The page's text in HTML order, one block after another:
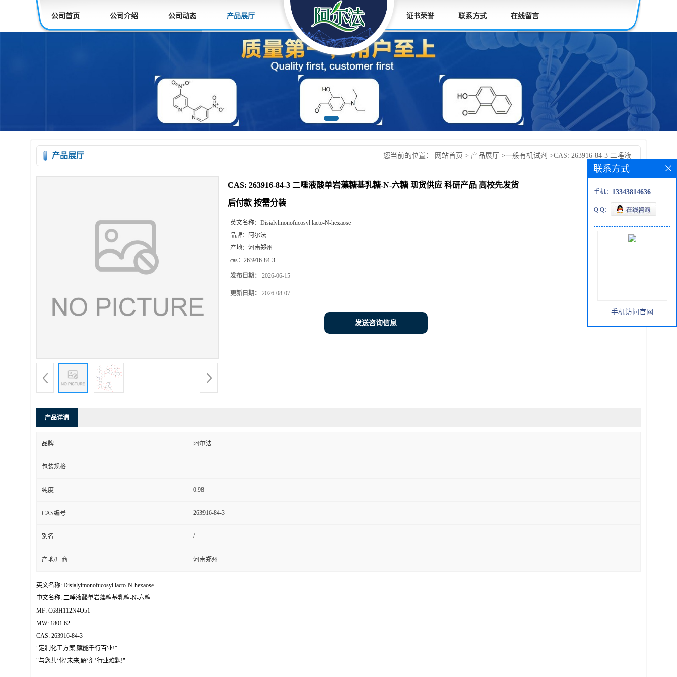
公司首页 公司介绍 公司动态 产品展厅 证书荣誉 联系方式 在线留言
产品展厅 您当前的位置： 网站首页 > 产品展厅 >一般有机试剂 >CAS: 263916-84-3 二唾液
酸单岩藻糖基乳糖-N-六糖 现货供应 科研产品 高校先发货后付款 按需分装
CAS: 263916-84-3 二唾液酸单岩藻糖基乳糖-N-六糖 现货供应 科研产品 高校先发货
后付款 按需分装
英文名称： Disialylmonofucosyl lacto-N-hexaose
品牌： 阿尔法
产地： 河南郑州
cas： 263916-84-3
发布日期： 2026-06-15
更新日期： 2026-08-07
发送咨询信息
产品详请
品牌 阿尔法
包装规格
纯度 0.98
CAS编号 263916-84-3
别名 /
产地/厂商 河南郑州
英文名称: Disialylmonofucosyl lacto-N-hexaose
中文名称: 二唾液酸单岩藻糖基乳糖-N-六糖
MF: C68H112N4O51
MW: 1801.62
CAS: 263916-84-3
"定制化工方案,赋能千行百业!"
"与您共‘化’未来,解‘剂’行业难题!"
联系方式
手机： 13343814636
Q Q：
手机访问官网